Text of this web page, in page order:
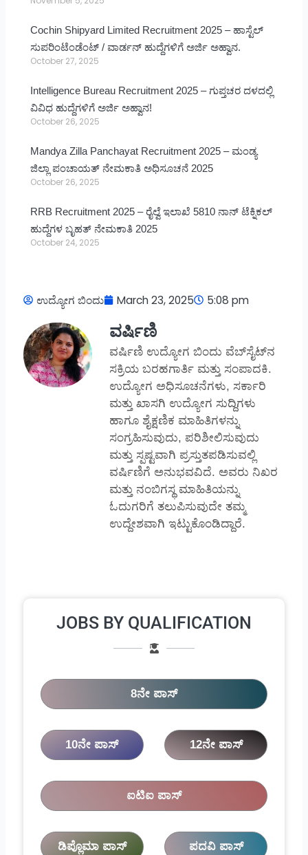
Cochin Shipyard Limited Recruitment 2025 – ಹಾಸ್ಟೆಲ್
ಸುಪರಿಂಟೆಂಡೆಂಟ್ / ವಾರ್ಡನ್ ಹುದ್ದೆಗಳಿಗೆ ಅರ್ಜಿ ಅಹ್ವಾನ.
October 27, 2025
Intelligence Bureau Recruitment 2025 – ಗುಪ್ತಚರ ದಳದಲ್ಲಿ
ವಿವಿಧ ಹುದ್ದೆಗಳಿಗೆ ಅರ್ಜಿ ಅಹ್ವಾನ!
October 26, 2025
Mandya Zilla Panchayat Recruitment 2025 – ಮಂಡ್ಯ
ಜಿಲ್ಲಾ ಪಂಚಾಯತ್ ನೇಮಕಾತಿ ಅಧಿಸೂಚನೆ 2025
October 26, 2025
RRB Recruitment 2025 – ರೈಲ್ವೆ ಇಲಾಖೆ 5810 ನಾನ್ ಟೆಕ್ನಿಕಲ್
ಹುದ್ದೆಗಳ ಬೃಹತ್ ನೇಮಕಾತಿ 2025
October 24, 2025
ಉದ್ಯೋಗ ಬಿಂದು March 23, 2025 5:08 pm
ವರ್ಷಿಣಿ
ವರ್ಷಿಣಿ ಉದ್ಯೋಗ ಬಿಂದು ವೆಬ್‌ಸೈಟ್‌ನ
ಸಕ್ರಿಯ ಬರಹಗಾರ್ತಿ ಮತ್ತು ಸಂಪಾದಕಿ.
ಉದ್ಯೋಗ ಅಧಿಸೂಚನೆಗಳು, ಸರ್ಕಾರಿ
ಮತ್ತು ಖಾಸಗಿ ಉದ್ಯೋಗ ಸುದ್ದಿಗಳು
ಹಾಗೂ ಶೈಕ್ಷಣಿಕ ಮಾಹಿತಿಗಳನ್ನು
ಸಂಗ್ರಹಿಸುವುದು, ಪರಿಶೀಲಿಸುವುದು
ಮತ್ತು ಸ್ಪಷ್ಟವಾಗಿ ಪ್ರಸ್ತುತಪಡಿಸುವಲ್ಲಿ
ವರ್ಷಿಣಿಗೆ ಅನುಭವವಿದೆ. ಅವರು ನಿಖರ
ಮತ್ತು ನಂಬಿಗಸ್ಥ ಮಾಹಿತಿಯನ್ನು
ಓದುಗರಿಗೆ ತಲುಪಿಸುವುದೇ ತಮ್ಮ
ಉದ್ದೇಶವಾಗಿ ಇಟ್ಟುಕೊಂಡಿದ್ದಾರೆ.
JOBS BY QUALIFICATION
8ನೇ ಪಾಸ್
10ನೇ ಪಾಸ್ 12ನೇ ಪಾಸ್
ಐಟಿಐ ಪಾಸ್
ಡಿಪ್ಲೊಮಾ ಪಾಸ್ ಪದವಿ ಪಾಸ್